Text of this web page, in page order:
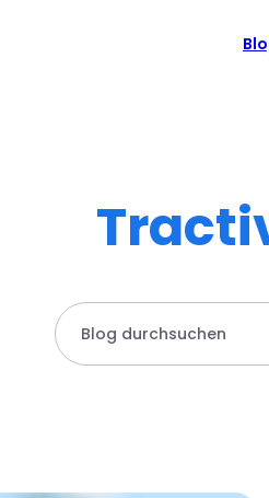
Blog durchsuchen